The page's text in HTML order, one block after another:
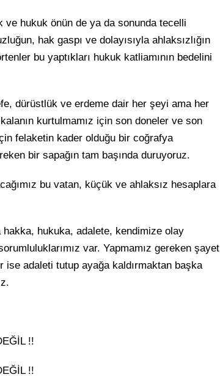
hukuk önün de ya da sonunda tecelli
hak gaspı ve dolayısıyla ahlaksızlığın
bu yaptıkları hukuk katliamının bedelini
dürüstlük ve erdeme dair her şeyi ama her
kurtulmamız için son doneler ve son
felaketin kader olduğu bir coğrafya
bir sapağın tam başında duruyoruz.
bu vatan, küçük ve ahlaksız hesaplara
hukuka, adalete, kendimize olay
var. Yapmamız gereken şayet
ise adaleti tutup ayağa kaldırmaktan başka
!!
!!